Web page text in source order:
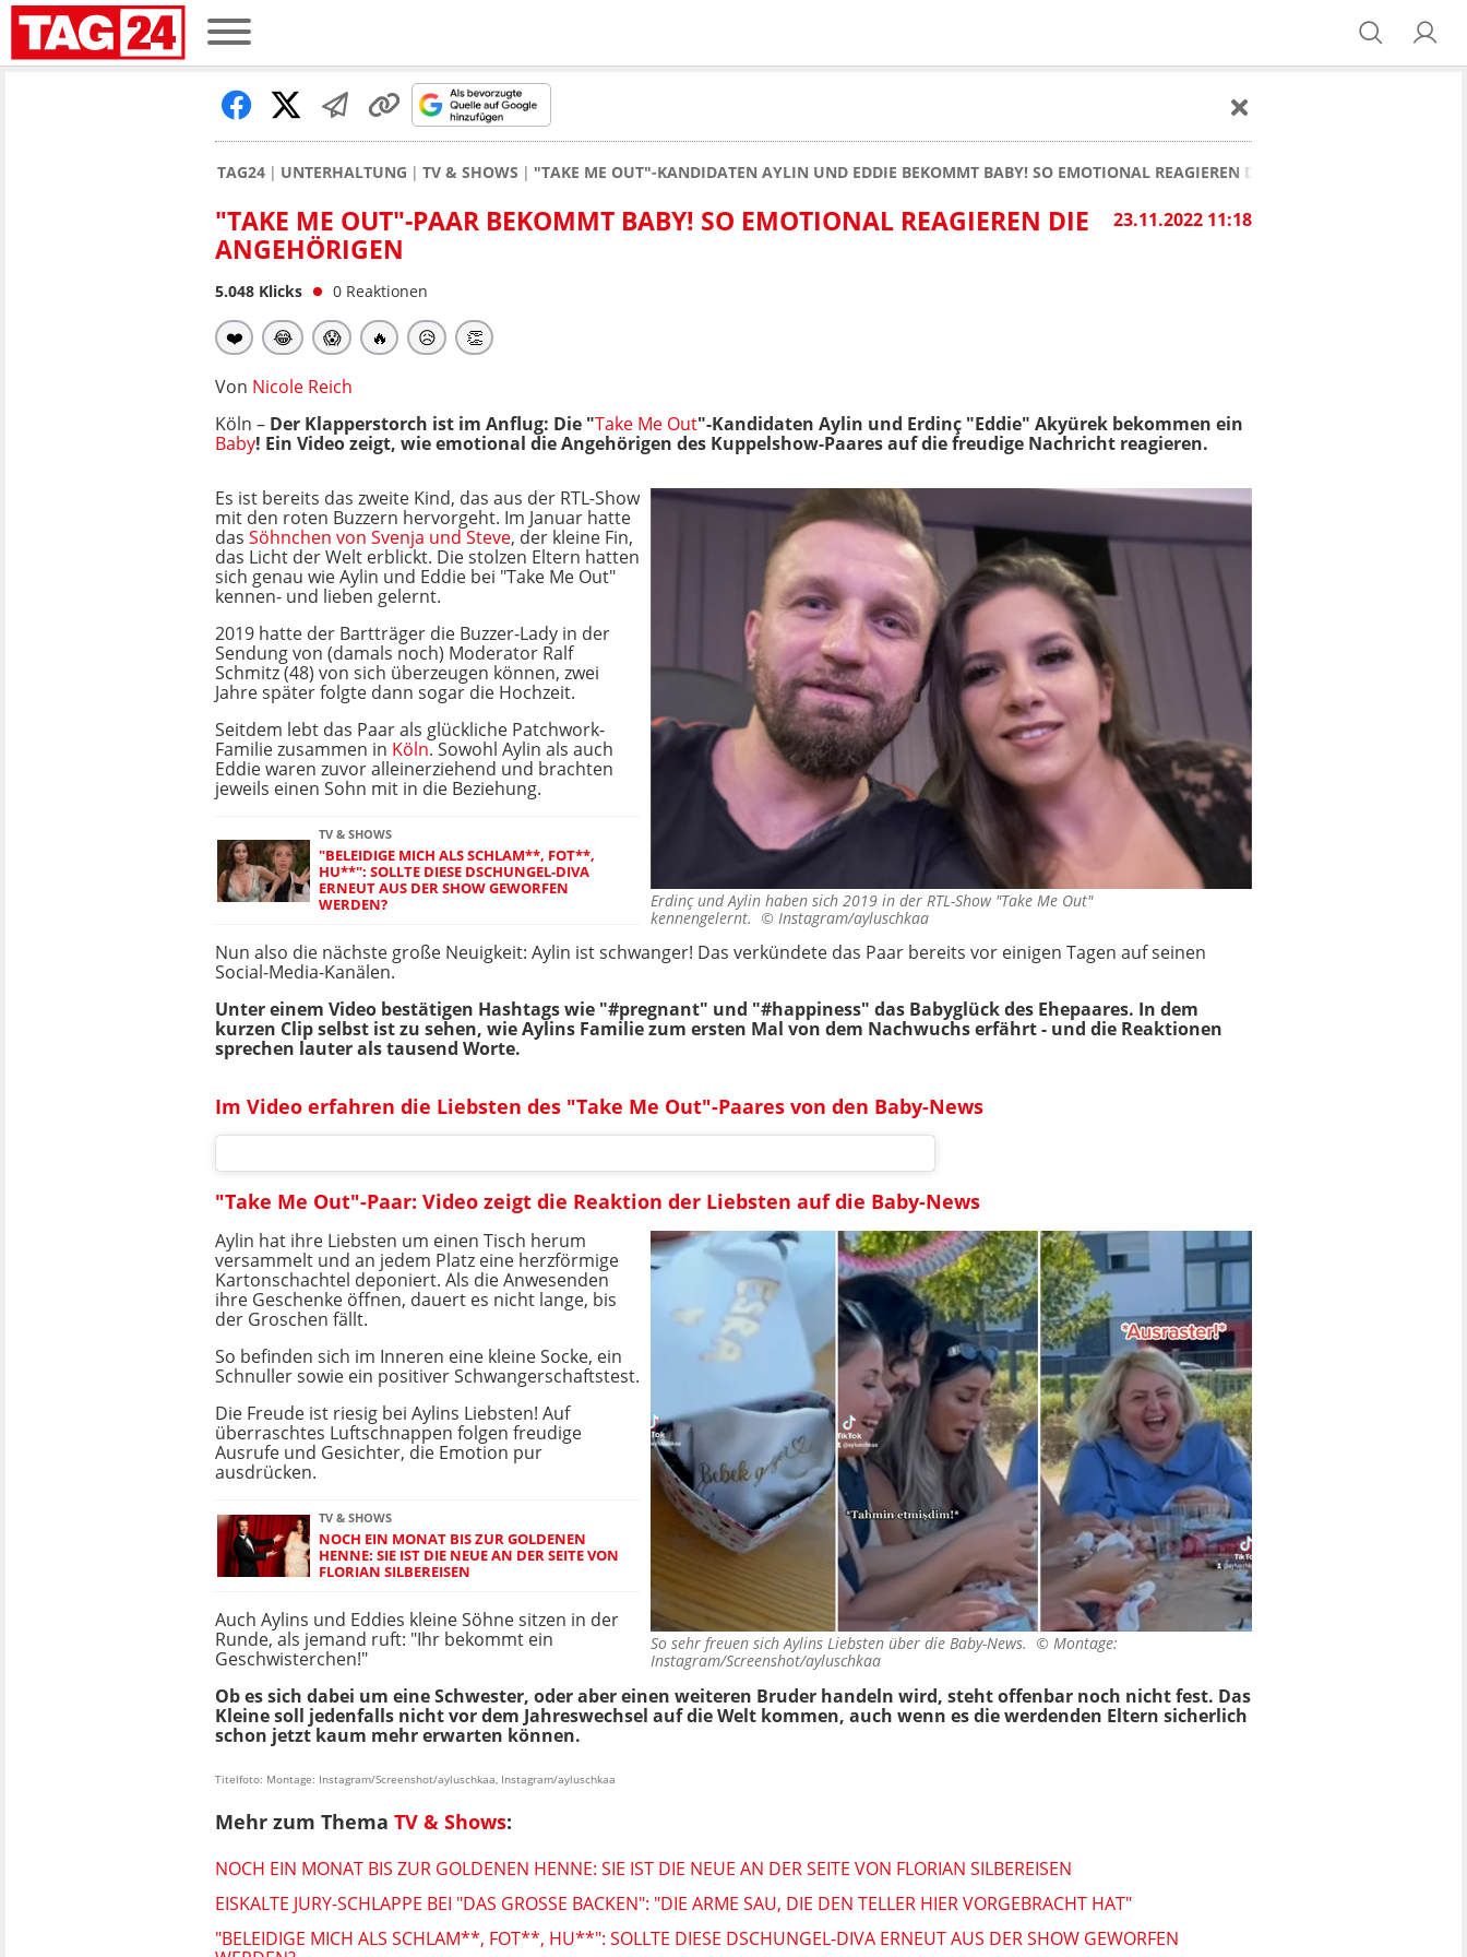
TAG24 UNTERHALTUNG TV & SHOWS "TAKE ME OUT"-KANDIDATEN AYLIN UND EDDIE BEKOMMT BABY! SO EMOTIONAL REAGIEREN DIE ANGEHÖRIGEN
23.11.2022 11:18
"TAKE ME OUT"-PAAR BEKOMMT BABY! SO EMOTIONAL REAGIEREN DIE
ANGEHÖRIGEN
5.048 Klicks 0 Reaktionen
❤️ 😂 😱 🔥 😥 👏
Von Nicole Reich
Köln – Der Klapperstorch ist im Anflug: Die "Take Me Out"-Kandidaten Aylin und Erdinç "Eddie" Akyürek bekommen ein
Baby! Ein Video zeigt, wie emotional die Angehörigen des Kuppelshow-Paares auf die freudige Nachricht reagieren.
Erdinç und Aylin haben sich 2019 in der RTL-Show "Take Me Out"
kennengelernt. © Instagram/ayluschkaa
Es ist bereits das zweite Kind, das aus der RTL-Show
mit den roten Buzzern hervorgeht. Im Januar hatte
das Söhnchen von Svenja und Steve, der kleine Fin,
das Licht der Welt erblickt. Die stolzen Eltern hatten
sich genau wie Aylin und Eddie bei "Take Me Out"
kennen- und lieben gelernt.
2019 hatte der Bartträger die Buzzer-Lady in der
Sendung von (damals noch) Moderator Ralf
Schmitz (48) von sich überzeugen können, zwei
Jahre später folgte dann sogar die Hochzeit.
Seitdem lebt das Paar als glückliche Patchwork-
Familie zusammen in Köln. Sowohl Aylin als auch
Eddie waren zuvor alleinerziehend und brachten
jeweils einen Sohn mit in die Beziehung.
TV & SHOWS
"BELEIDIGE MICH ALS SCHLAM**, FOT**,
HU**": SOLLTE DIESE DSCHUNGEL-DIVA
ERNEUT AUS DER SHOW GEWORFEN
WERDEN?
Nun also die nächste große Neuigkeit: Aylin ist schwanger! Das verkündete das Paar bereits vor einigen Tagen auf seinen
Social-Media-Kanälen.
Unter einem Video bestätigen Hashtags wie "#pregnant" und "#happiness" das Babyglück des Ehepaares. In dem
kurzen Clip selbst ist zu sehen, wie Aylins Familie zum ersten Mal von dem Nachwuchs erfährt - und die Reaktionen
sprechen lauter als tausend Worte.
Im Video erfahren die Liebsten des "Take Me Out"-Paares von den Baby-News
"Take Me Out"-Paar: Video zeigt die Reaktion der Liebsten auf die Baby-News
So sehr freuen sich Aylins Liebsten über die Baby-News. © Montage:
Instagram/Screenshot/ayluschkaa
Aylin hat ihre Liebsten um einen Tisch herum
versammelt und an jedem Platz eine herzförmige
Kartonschachtel deponiert. Als die Anwesenden
ihre Geschenke öffnen, dauert es nicht lange, bis
der Groschen fällt.
So befinden sich im Inneren eine kleine Socke, ein
Schnuller sowie ein positiver Schwangerschaftstest.
Die Freude ist riesig bei Aylins Liebsten! Auf
überraschtes Luftschnappen folgen freudige
Ausrufe und Gesichter, die Emotion pur
ausdrücken.
TV & SHOWS
NOCH EIN MONAT BIS ZUR GOLDENEN
HENNE: SIE IST DIE NEUE AN DER SEITE VON
FLORIAN SILBEREISEN
Auch Aylins und Eddies kleine Söhne sitzen in der
Runde, als jemand ruft: "Ihr bekommt ein
Geschwisterchen!"
Ob es sich dabei um eine Schwester, oder aber einen weiteren Bruder handeln wird, steht offenbar noch nicht fest. Das
Kleine soll jedenfalls nicht vor dem Jahreswechsel auf die Welt kommen, auch wenn es die werdenden Eltern sicherlich
schon jetzt kaum mehr erwarten können.
Titelfoto: Montage: Instagram/Screenshot/ayluschkaa, Instagram/ayluschkaa
Mehr zum Thema TV & Shows:
NOCH EIN MONAT BIS ZUR GOLDENEN HENNE: SIE IST DIE NEUE AN DER SEITE VON FLORIAN SILBEREISEN
EISKALTE JURY-SCHLAPPE BEI "DAS GROSSE BACKEN": "DIE ARME SAU, DIE DEN TELLER HIER VORGEBRACHT HAT"
"BELEIDIGE MICH ALS SCHLAM**, FOT**, HU**": SOLLTE DIESE DSCHUNGEL-DIVA ERNEUT AUS DER SHOW GEWORFEN